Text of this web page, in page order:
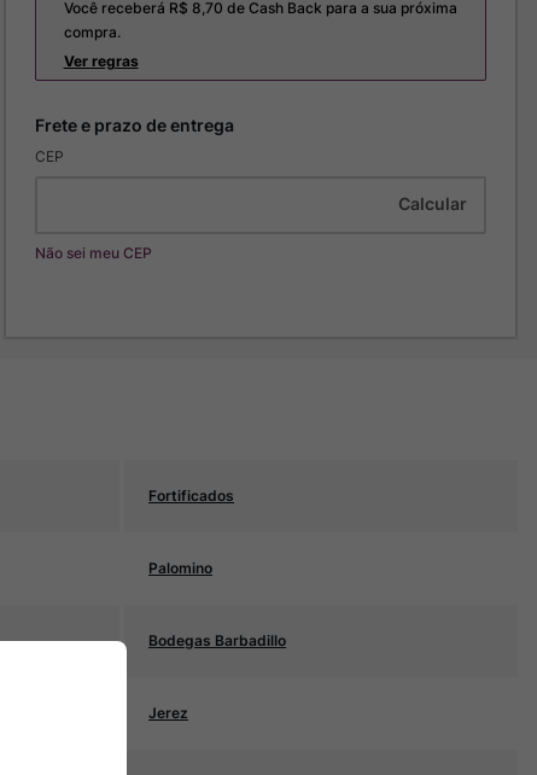
Você receberá R$ 8,70 de Cash Back para a sua próxima
compra.
Ver regras
CEP
Não sei meu CEP
Fortificados
Palomino
Bodegas Barbadillo
Jerez